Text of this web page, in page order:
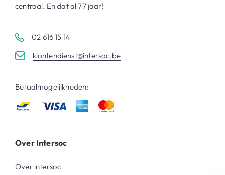
centraal. En dat al 77 jaar!
02 616 15 14
klantendienst@intersoc.be
Betaalmogelijkheden:
Over Intersoc
Over intersoc